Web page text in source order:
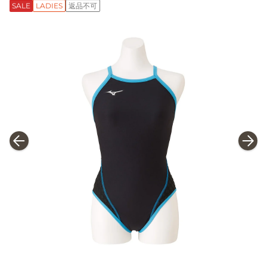
SALE LADIES 返品不可